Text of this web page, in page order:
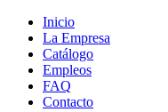
Inicio
La Empresa
Catálogo
Empleos
FAQ
Contacto